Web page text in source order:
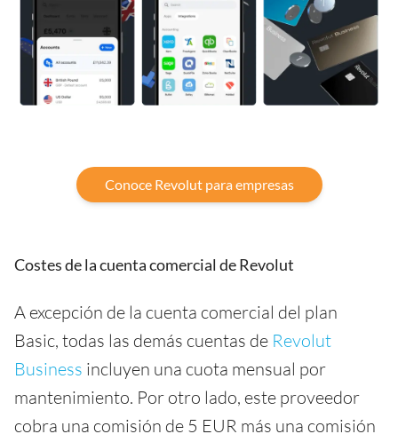
Conoce Revolut para empresas
Costes de la cuenta comercial de Revolut
A excepción de la cuenta comercial del plan
Basic, todas las demás cuentas de Revolut
Business incluyen una cuota mensual por
mantenimiento. Por otro lado, este proveedor
cobra una comisión de 5 EUR más una comisión